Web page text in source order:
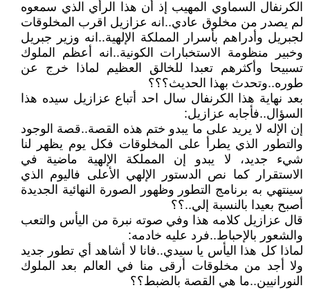
الكرنفال السماوي المهيب إذ أن هذا الرأي الذي سمعوه
لم يصدر من مخلوق عادي..انه عزازيل اقرب المخلوقات
لجبريل وأدراهم بأسرار المملكة الإلهية..انه وزير جبريل
وخبير منظومة الاستخبارات الكونية..انه أعظم الملوك
تسبيحا وأكثرهم تعبدا للخالق العظيم لماذا خرج عن
طوره..وتحدث بهذا الحديث؟؟؟
بعد نهاية هذا الكرنفال سال احد أتباع عزازيل سيده هذا
السؤال..فأجابه عزازيل:
إن الإله لا يريد على ما يبدو ختم هذه القصة..قصة الوجود
والتطور الذي يطرأ على المخلوقات فكل يوم يظهر لنا
شيء جديد، لا يبدو إن المملكة الإلهية ماضية في
الاستقرار كما نص الدستور الإلهي الأعلى فاليوم الذي
سينتهي به برنامج التطور وظهور الصورة النهائية الجديدة
أصبح بعيدا بالنسبة إلي..؟؟
قال عزازيل كلامه هذا وفي صوته نبرة من اليأس والتعب
والشعور بالإحباط..فرد عليه خادمه:
لماذا كل هذا اليأس يا سيدي..فانا لا أشاهد أي تطور جديد
ولا أجد من مخلوقات أرقى منا في العالم بعد الملوك
النورانيين..ما هي القصة بالضبط؟؟